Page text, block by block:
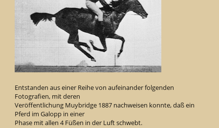
Entstanden aus einer Reihe von aufeinander folgenden
Fotografien, mit deren
Veröffentlichung Muybridge 1887 nachweisen konnte, daß ein
Pferd im Galopp in einer
Phase mit allen 4 Füßen in der Luft schwebt.